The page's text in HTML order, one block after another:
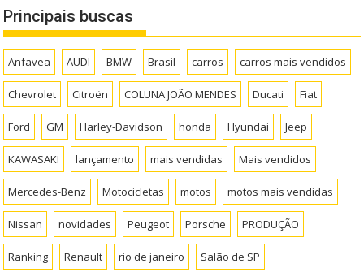
Principais buscas
Anfavea AUDI BMW Brasil carros carros mais vendidos
Chevrolet Citroën COLUNA JOÃO MENDES Ducati Fiat
Ford GM Harley-Davidson honda Hyundai Jeep
KAWASAKI lançamento mais vendidas Mais vendidos
Mercedes-Benz Motocicletas motos motos mais vendidas
Nissan novidades Peugeot Porsche PRODUÇÃO
Ranking Renault rio de janeiro Salão de SP